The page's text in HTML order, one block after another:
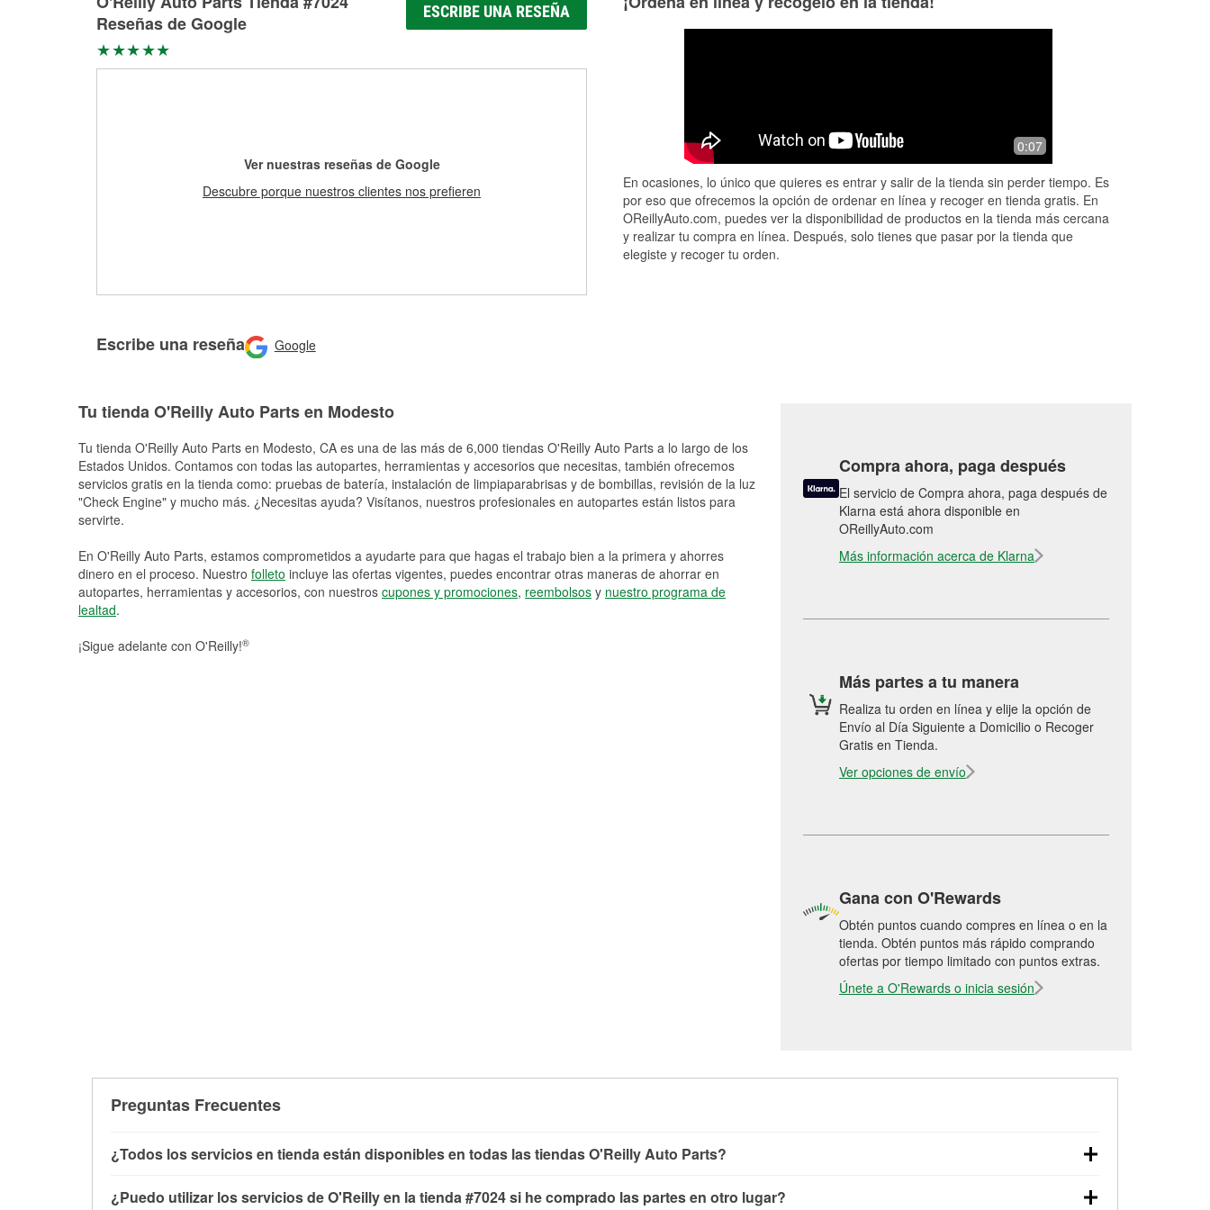
Reseñas de Google
ESCRIBE UNA RESEÑA
Ver nuestras reseñas de Google
Descubre porque nuestros clientes nos prefieren
Escribe una reseña Google
0:07
En ocasiones, lo único que quieres es entrar y salir de la tienda sin perder tiempo. Es
por eso que ofrecemos la opción de ordenar en línea y recoger en tienda gratis. En
OReillyAuto.com, puedes ver la disponibilidad de productos en la tienda más cercana
y realizar tu compra en línea. Después, solo tienes que pasar por la tienda que
elegiste y recoger tu orden.
Tu tienda O'Reilly Auto Parts en Modesto
Tu tienda O'Reilly Auto Parts en Modesto, CA es una de las más de 6,000 tiendas O'Reilly Auto Parts a lo largo de los
Estados Unidos. Contamos con todas las autopartes, herramientas y accesorios que necesitas, también ofrecemos
servicios gratis en la tienda como: pruebas de batería, instalación de limpiaparabrisas y de bombillas, revisión de la luz
"Check Engine" y mucho más. ¿Necesitas ayuda? Visítanos, nuestros profesionales en autopartes están listos para
servirte.
En O'Reilly Auto Parts, estamos comprometidos a ayudarte para que hagas el trabajo bien a la primera y ahorres
dinero en el proceso. Nuestro folleto incluye las ofertas vigentes, puedes encontrar otras maneras de ahorrar en
autopartes, herramientas y accesorios, con nuestros cupones y promociones, reembolsos y nuestro programa de
lealtad.
¡Sigue adelante con O'Reilly!®
Compra ahora, paga después
El servicio de Compra ahora, paga después de
Klarna está ahora disponible en
OReillyAuto.com
Más información acerca de Klarna
Más partes a tu manera
Realiza tu orden en línea y elije la opción de
Envío al Día Siguiente a Domicilio o Recoger
Gratis en Tienda.
Ver opciones de envío
Gana con O'Rewards
Obtén puntos cuando compres en línea o en la
tienda. Obtén puntos más rápido comprando
ofertas por tiempo limitado con puntos extras.
Únete a O'Rewards o inicia sesión
Preguntas Frecuentes
¿Todos los servicios en tienda están disponibles en todas las tiendas O'Reilly Auto Parts?
con O'Reilly VeriScan® e instalación de limpiaparabrisas o bombillas, están disponibles en todas las tiendas O'Reilly Auto Parts. La tienda O'Reilly #7024
¿Puedo utilizar los servicios de O'Reilly en la tienda #7024 si he comprado las partes en otro lugar?